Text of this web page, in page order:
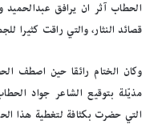
الحطاب آثر ان يرافق
قصائد النثار، والتي راقت كثيرا
وكان الختام رائقا حين اصطف
مذيّلة بتوقيع الشاعر جواد
التي حضرت بكثافة لتغطية هذا